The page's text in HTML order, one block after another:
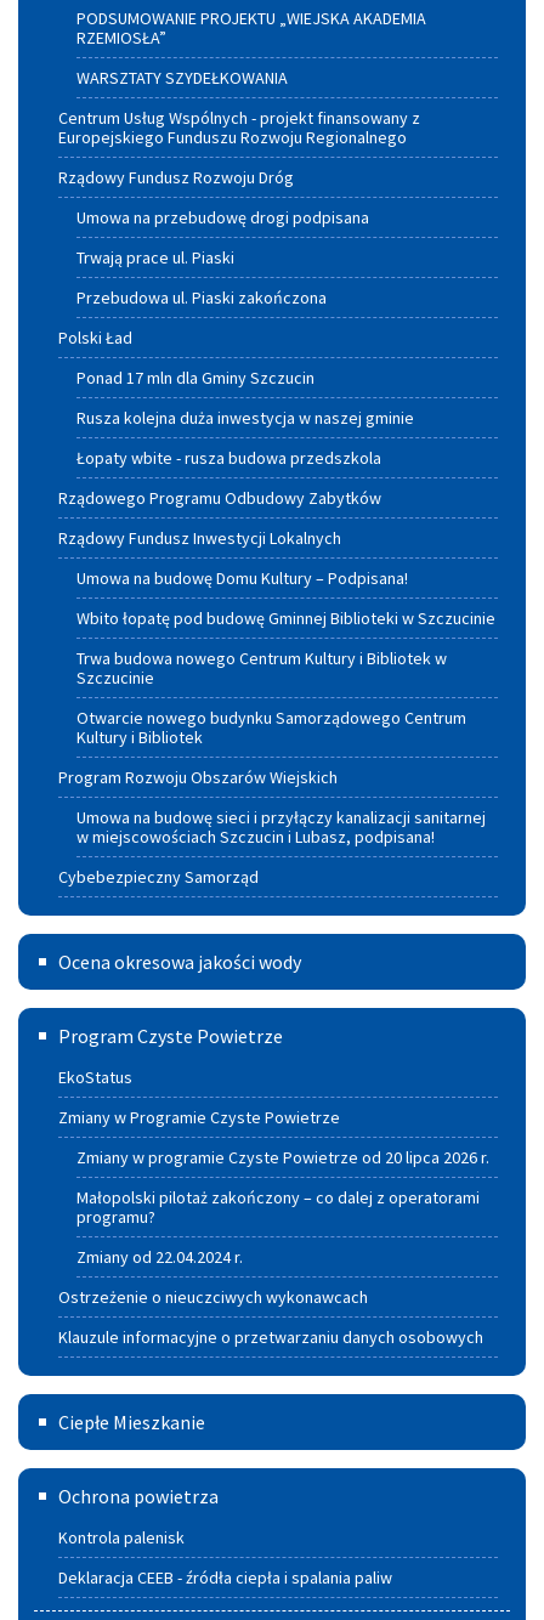
PODSUMOWANIE PROJEKTU „WIEJSKA AKADEMIA
RZEMIOSŁA”
WARSZTATY SZYDEŁKOWANIA
Centrum Usług Wspólnych - projekt finansowany z
Europejskiego Funduszu Rozwoju Regionalnego
Rządowy Fundusz Rozwoju Dróg
Umowa na przebudowę drogi podpisana
Trwają prace ul. Piaski
Przebudowa ul. Piaski zakończona
Polski Ład
Ponad 17 mln dla Gminy Szczucin
Rusza kolejna duża inwestycja w naszej gminie
Łopaty wbite - rusza budowa przedszkola
Rządowego Programu Odbudowy Zabytków
Rządowy Fundusz Inwestycji Lokalnych
Umowa na budowę Domu Kultury – Podpisana!
Wbito łopatę pod budowę Gminnej Biblioteki w Szczucinie
Trwa budowa nowego Centrum Kultury i Bibliotek w
Szczucinie
Otwarcie nowego budynku Samorządowego Centrum
Kultury i Bibliotek
Program Rozwoju Obszarów Wiejskich
Umowa na budowę sieci i przyłączy kanalizacji sanitarnej
w miejscowościach Szczucin i Lubasz, podpisana!
Cybebezpieczny Samorząd
Ocena
okresowa
jakości
wody
Ocena okresowa jakości wody
Program
czyste
powietrze
Program Czyste Powietrze
EkoStatus
Zmiany w Programie Czyste Powietrze
Zmiany w programie Czyste Powietrze od 20 lipca 2026 r.
Małopolski pilotaż zakończony – co dalej z operatorami
programu?
Zmiany od 22.04.2024 r.
Ostrzeżenie o nieuczciwych wykonawcach
Klauzule informacyjne o przetwarzaniu danych osobowych
Ciepłe
Mieszkanie
Ciepłe Mieszkanie
Deklaracja
CEEB
źródła
Ochrona powietrza
Kontrola palenisk
Deklaracja CEEB - źródła ciepła i spalania paliw